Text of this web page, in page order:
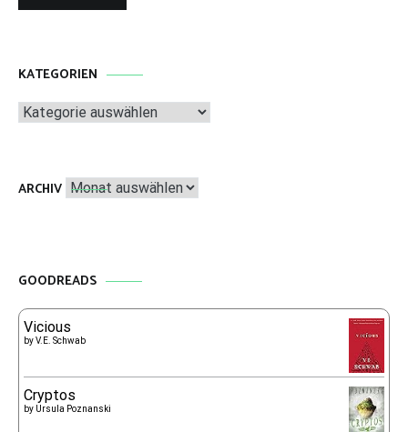
KATEGORIEN
Kategorien
ARCHIV Archiv
GOODREADS
Vicious
byV.E. Schwab
Cryptos
by Ursula Poznanski